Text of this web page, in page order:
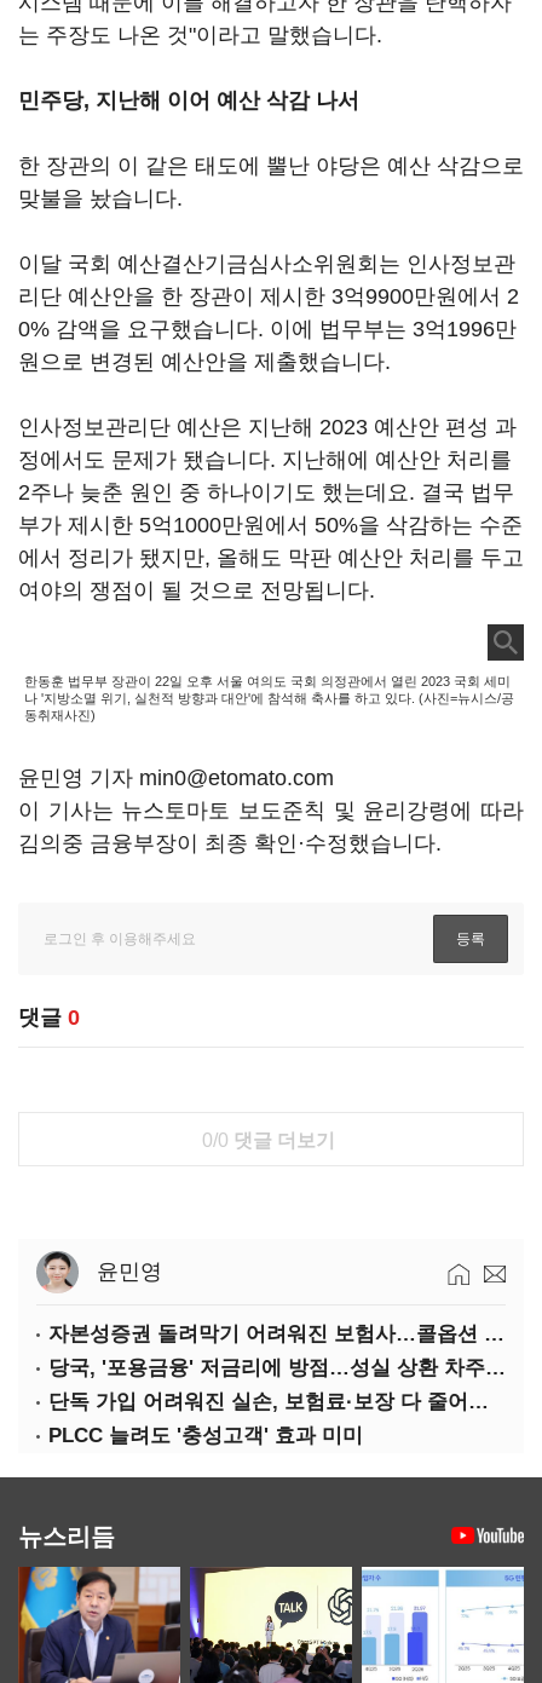
는 주장도 나온 것"이라고 말했습니다.
민주당, 지난해 이어 예산 삭감 나서
한 장관의 이 같은 태도에 뿔난 야당은 예산 삭감으로
맞불을 놨습니다.
이달 국회 예산결산기금심사소위원회는 인사정보관
리단 예산안을 한 장관이 제시한 3억9900만원에서 2
0% 감액을 요구했습니다. 이에 법무부는 3억1996만
원으로 변경된 예산안을 제출했습니다.
인사정보관리단 예산은 지난해 2023 예산안 편성 과
정에서도 문제가 됐습니다. 지난해에 예산안 처리를
2주나 늦춘 원인 중 하나이기도 했는데요. 결국 법무
부가 제시한 5억1000만원에서 50%을 삭감하는 수준
에서 정리가 됐지만, 올해도 막판 예산안 처리를 두고
여야의 쟁점이 될 것으로 전망됩니다.
한동훈 법무부 장관이 22일 오후 서울 여의도 국회 의정관에서 열린 2023 국회 세미
나 '지방소멸 위기, 실천적 방향과 대안'에 참석해 축사를 하고 있다. (사진=뉴시스/공
동취재사진)
윤민영 기자 min0@etomato.com
이 기사는 뉴스토마토 보도준칙 및 윤리강령에 따라
김의중 금융부장이 최종 확인·수정했습니다.
댓글 0
0/0 댓글 더보기
윤민영
자본성증권 돌려막기 어려워진 보험사…콜옵션 부담 급증
당국, '포용금융' 저금리에 방점…성실 상환 차주는 '역차별'
단독 가입 어려워진 실손, 보험료·보장 다 줄어든 5세대는?
PLCC 늘려도 '충성고객' 효과 미미
뉴스리듬